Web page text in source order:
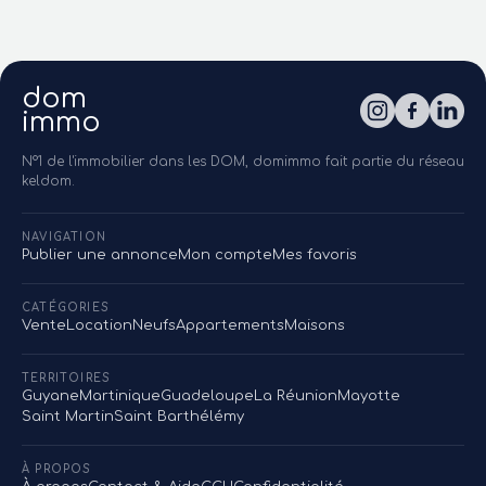
dom
immo
N°1 de l'immobilier dans les DOM, domimmo fait partie du réseau
keldom.
NAVIGATION
Publier une annonceMon compteMes favoris
CATÉGORIES
Vente LocationNeufsAppartementsMaisons
TERRITOIRES
GuyaneMartiniqueGuadeloupe La RéunionMayotte
Saint MartinSaint Barthélémy
À PROPOS